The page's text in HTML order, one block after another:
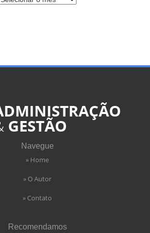
Navegue
» Home
» O Autor
» Contato
Recomendamos